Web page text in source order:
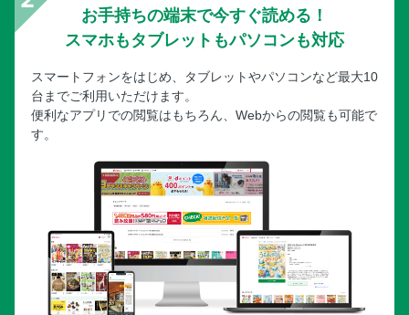
お手持ちの端末で今すぐ読める！
スマホもタブレットもパソコンも対応
スマートフォンをはじめ、タブレットやパソコンなど最大10
台までご利用いただけます。
便利なアプリでの閲覧はもちろん、Webからの閲覧も可能で
す。